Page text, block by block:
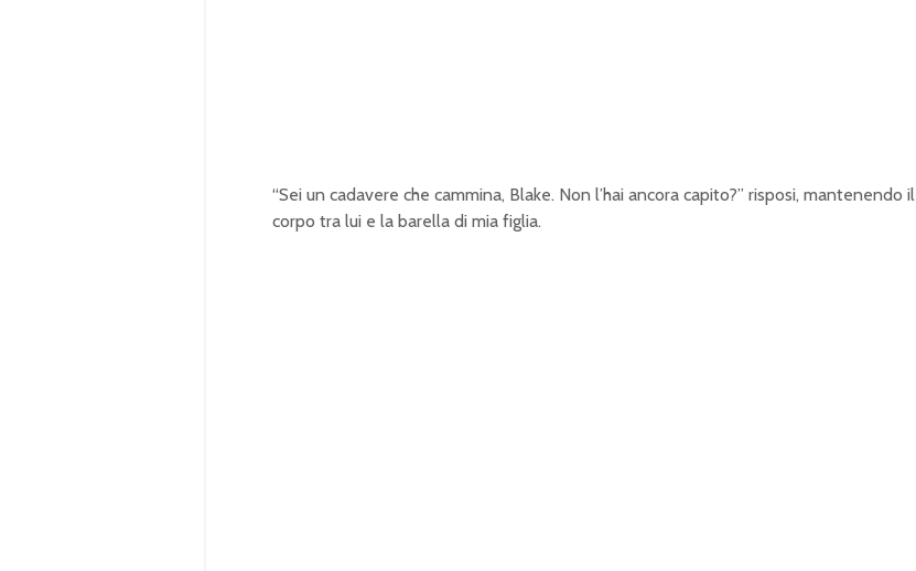
“Sei un cadavere che cammina, Blake. Non l’hai ancora capito?” risposi, mantenendo il
corpo tra lui e la barella di mia figlia.